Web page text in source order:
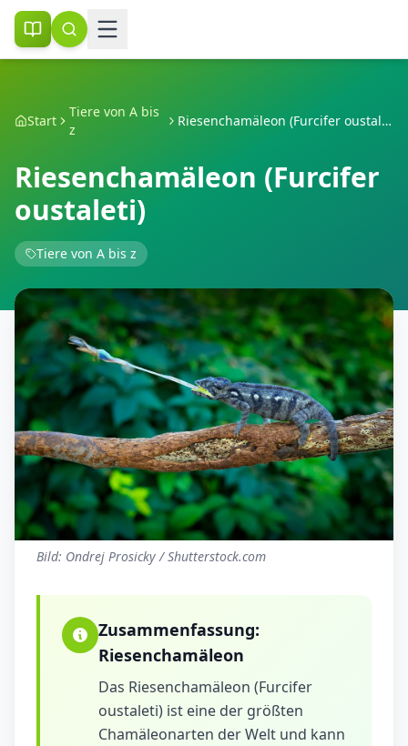
Start
Tiere von A bis
z
Riesenchamäleon (Furcifer oustaleti)
Riesenchamäleon (Furcifer
oustaleti)
Tiere von A bis z
Bild: Ondrej Prosicky / Shutterstock.com
Zusammenfassung:
Riesenchamäleon
Das Riesenchamäleon (Furcifer
oustaleti) ist eine der größten
Chamäleonarten der Welt und kann